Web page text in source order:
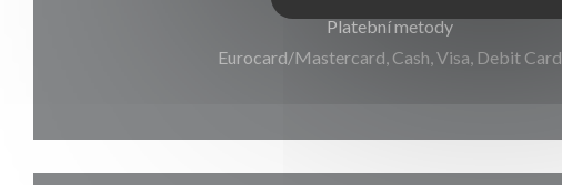
Platební metody
Eurocard/Mastercard, Cash, Visa, Debit Card